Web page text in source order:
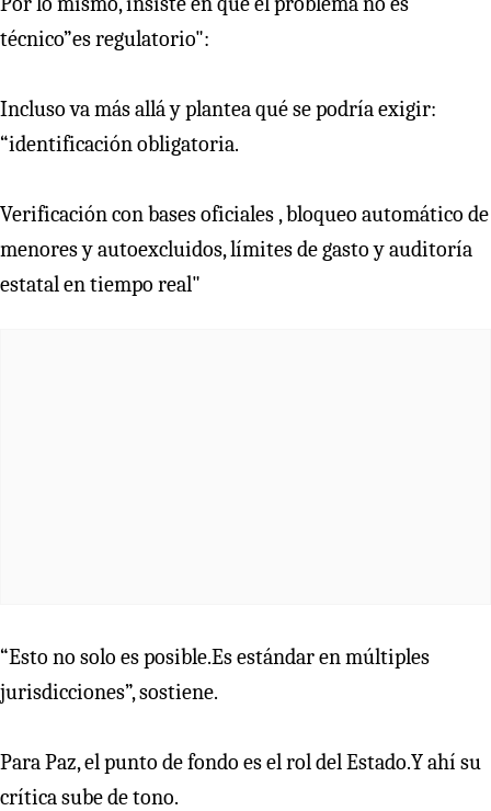
técnico”es regulatorio":
Incluso va más allá y plantea qué se podría exigir:
“identificación obligatoria.
Verificación con bases oficiales , bloqueo automático de
menores y autoexcluidos, límites de gasto y auditoría
estatal en tiempo real"
“Esto no solo es posible.Es estándar en múltiples
jurisdicciones”, sostiene.
Para Paz, el punto de fondo es el rol del Estado.Y ahí su
crítica sube de tono.